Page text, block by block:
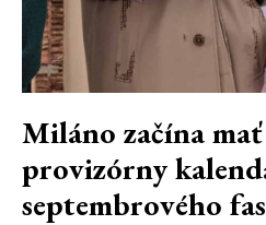
Miláno začína
provizórny
septembrového